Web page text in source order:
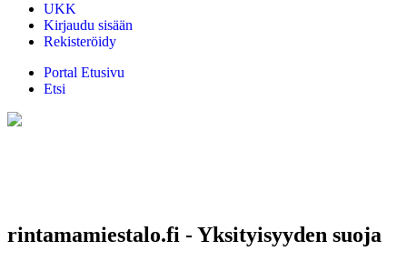
UKK
Kirjaudu sisään
Rekisteröidy
Portal Etusivu
Etsi
rintamamiestalo.fi - Yksityisyyden suoja